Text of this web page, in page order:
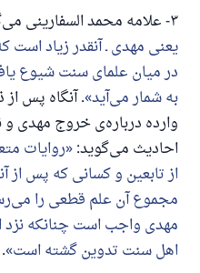
۳- علامه محمد السفارینی می‌گوید:
یعنی مهدی ـ آنقدر زیاد
در میان علمای سنت شیوع
به شمار می‌آید . آنگاه پس از
وارده درباره‌ی خروج مهدی
احادیث می‌گوید: روایات
از تابعین و کسانی که پس از
مجموع آن علم قطعی را
مهدی واجب است چنانکه نزد
اهل سنت تدوین گشته است .